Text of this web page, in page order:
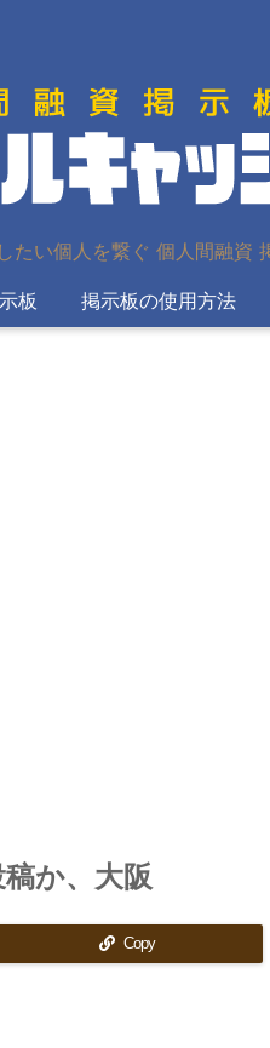
たい個人を繋ぐ 個人間融資
板 掲示板の使用方法
か、大阪
Copy